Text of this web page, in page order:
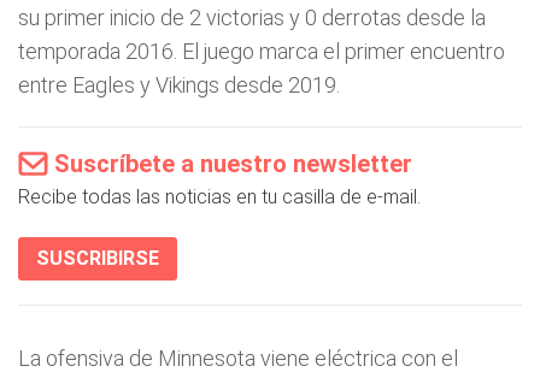
su primer inicio de 2 victorias y 0 derrotas desde la
temporada 2016. El juego marca el primer encuentro
entre Eagles y Vikings desde 2019.
Suscríbete a nuestro newsletter
Recibe todas las noticias en tu casilla de e-mail.
SUSCRIBIRSE
La ofensiva de Minnesota viene eléctrica con el